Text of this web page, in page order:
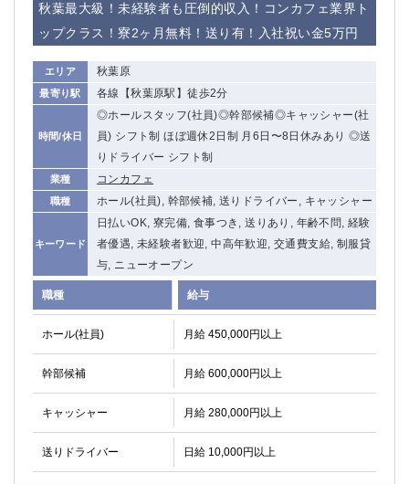
秋葉最大級！未経験者も圧倒的収入！コンカフェ業界ト
ップクラス！寮2ヶ月無料！送り有！入社祝い金5万円
エリア 秋葉原
最寄り駅 各線【秋葉原駅】徒歩2分
時間/休日
◎ホールスタッフ(社員)◎幹部候補◎キャッシャー(社
員) シフト制 ほぼ週休2日制 月6日〜8日休みあり ◎送
りドライバー シフト制
業種 コンカフェ
職種 ホール(社員), 幹部候補, 送りドライバー, キャッシャー
キーワード
日払いOK, 寮完備, 食事つき, 送りあり, 年齢不問, 経験
者優遇, 未経験者歓迎, 中高年歓迎, 交通費支給, 制服貸
与, ニューオープン
職種 給与
ホール(社員) 月給 450,000円以上
幹部候補 月給 600,000円以上
キャッシャー 月給 280,000円以上
送りドライバー 日給 10,000円以上
神奈川県
川崎
本厚木
新横浜
平塚
武蔵小杉
橋本
小田原
横浜・桜木町
関内・馬車道・日ノ出町
元住吉
たまプラーザ
厚木
横須賀
桜木町
大宮
南越谷
所沢
熊谷
獨協大学前＜草加松原＞ 北浦和（西口）